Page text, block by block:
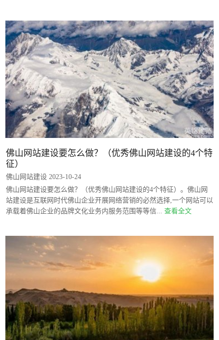
佛山网站建设要怎么做？（优秀佛山网站建设的4个特
征）
佛山网站建设 2023-10-24
佛山网站建设要怎么做？（优秀佛山网站建设的4个特征）。佛山网
站建设是互联网时代佛山企业开展网络营销的必然选择,一个网站可以
承载着佛山企业的品牌文化业务内服务范围等等信... 查看全文